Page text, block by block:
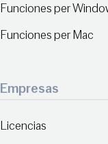
Funciones per
Funciones per Mac
Empresas
Licencias